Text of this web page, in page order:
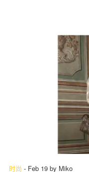
时尚 - Feb 19 by Miko